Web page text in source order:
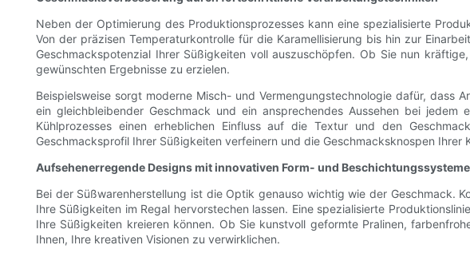
Neben der Optimierung des Produktionsprozesses kann eine spezialisierte
Von der präzisen Temperaturkontrolle für die Karamellisierung bis hin zur
Geschmackspotenzial Ihrer Süßigkeiten voll auszuschöpfen. Ob Sie nun
gewünschten Ergebnisse zu erzielen.
Beispielsweise sorgt moderne Misch- und Vermengungstechnologie dafür, dass
ein gleichbleibender Geschmack und ein ansprechendes Aussehen bei
Kühlprozesses einen erheblichen Einfluss auf die Textur und den
Geschmacksprofil Ihrer Süßigkeiten verfeinern und die Geschmacksknospen Ihrer
Aufsehenerregende Designs mit innovativen Form- und
Bei der Süßwarenherstellung ist die Optik genauso wichtig wie der Geschmack.
Ihre Süßigkeiten im Regal hervorstechen lassen. Eine spezialisierte
Ihre Süßigkeiten kreieren können. Ob Sie kunstvoll geformte Pralinen,
Ihnen, Ihre kreativen Visionen zu verwirklichen.